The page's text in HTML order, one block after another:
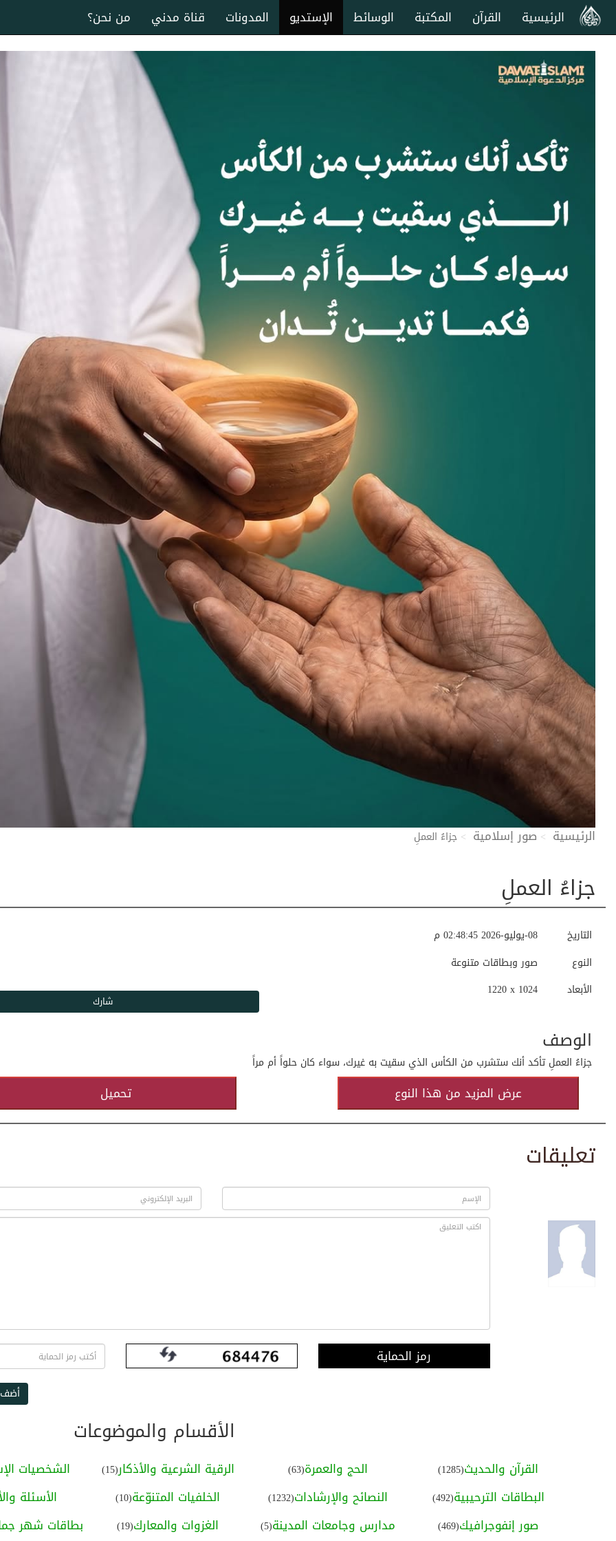
من نحن؟ قناة مدني المدونات الإستديو الوسائط المكتبة القرآن الرئيسية
الرئيسية صور إسلامية جزاءُ العملِ
جزاءُ العملِ
08-يوليو-2026 02:48:45 م
التاريخ
صور وبطاقات متنوعة
النوع
1220 x 1024
الأبعاد
الوصف
جزاءُ العملِ تأكد أنك ستشرب من الكأس الذي سقیت به غیرك، سواء كان حلواً أم مراً
تحميل عرض المزيد من هذا النوع
تعليقات
رمز الحماية
الأقسام والموضوعات
القرآن والحديث(1285) الحج والعمرة(63) الرقية الشرعية والأذكار(15) الشخصيات
البطاقات الترحيبية(492) النصائح والإرشادات(1232) الخلفيات المتنوّعة(10) الأسئلة
صور إنفوجرافيك(469) مدارس وجامعات المدينة(5) الغزوات والمعارك(19) بطاقات شهر